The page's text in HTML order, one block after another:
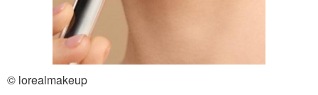
© lorealmakeup